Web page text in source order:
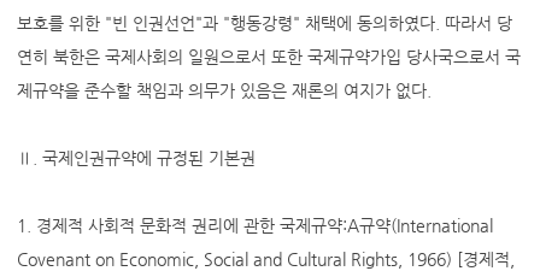
보호를 위한 "빈 인권선언"과 "행동강령" 채택에 동의하였다. 따라서 당
연히 북한은 국제사회의 일원으로서 또한 국제규약가입 당사국으로서 국
제규약을 준수할 책임과 의무가 있음은 재론의 여지가 없다.
Ⅱ. 국제인권규약에 규정된 기본권
1. 경제적 사회적 문화적 권리에 관한 국제규약:A규약(International
Covenant on Economic, Social and Cultural Rights, 1966) [경제적,